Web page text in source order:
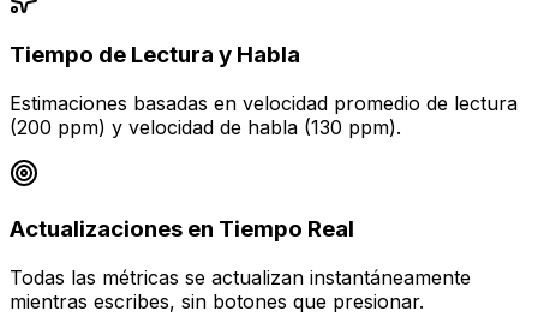
Tiempo de Lectura y Habla
Estimaciones basadas en velocidad promedio de lectura
(200 ppm) y velocidad de habla (130 ppm).
Actualizaciones en Tiempo Real
Todas las métricas se actualizan instantáneamente
mientras escribes, sin botones que presionar.